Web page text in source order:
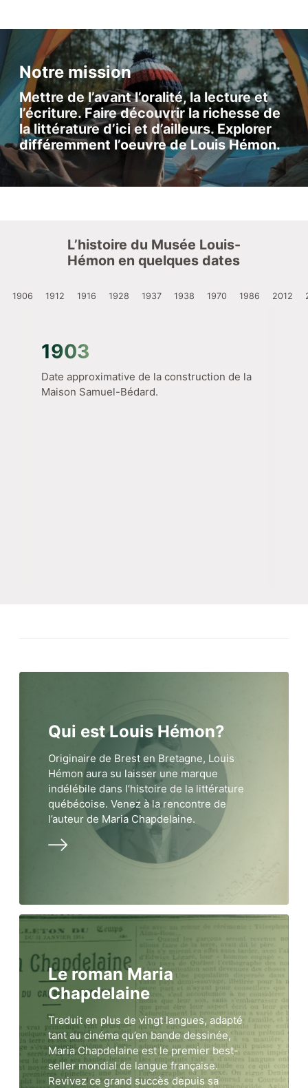
Notre mission
Mettre de l’avant l’oralité, la lecture et
l’écriture. Faire découvrir la richesse de
la littérature d’ici et d’ailleurs. Explorer
différemment l’oeuvre de Louis Hémon.
L’histoire du Musée Louis-
Hémon en quelques dates
1906 1912 1916 1928 1937 1938 1970 1986 2012
1903
Date approximative de la construction de la
Maison Samuel-Bédard.
Qui est Louis Hémon?
Originaire de Brest en Bretagne, Louis
Hémon aura su laisser une marque
indélébile dans l’histoire de la littérature
québécoise. Venez à la rencontre de
l’auteur de Maria Chapdelaine.
Le roman Maria
Chapdelaine
Traduit en plus de vingt langues, adapté
tant au cinéma qu’en bande dessinée,
Maria Chapdelaine est le premier best-
seller mondial de langue française.
Revivez ce grand succès depuis sa